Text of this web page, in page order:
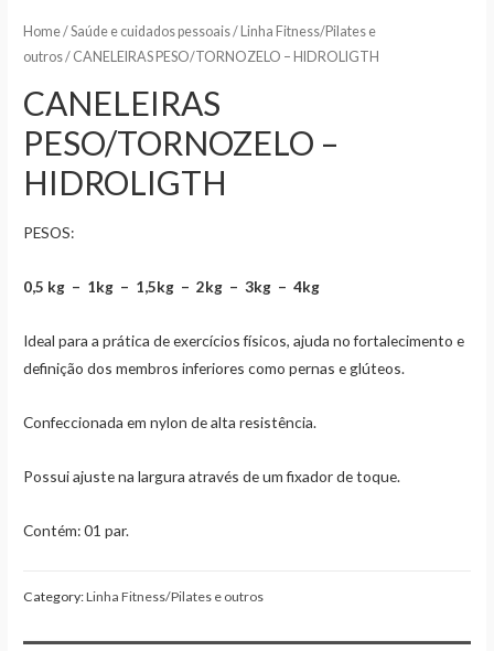
Home/Saúde e cuidados pessoais/Linha Fitness/Pilates e
outros/ CANELEIRAS PESO/TORNOZELO – HIDROLIGTH
CANELEIRAS
PESO/TORNOZELO –
HIDROLIGTH
PESOS:
0,5 kg – 1kg – 1,5kg – 2kg – 3kg – 4kg
Ideal para a prática de exercícios físicos, ajuda no fortalecimento e
definição dos membros inferiores como pernas e glúteos.
Confeccionada em nylon de alta resistência.
Possui ajuste na largura através de um fixador de toque.
Contém: 01 par.
Category:Linha Fitness/Pilates e outros